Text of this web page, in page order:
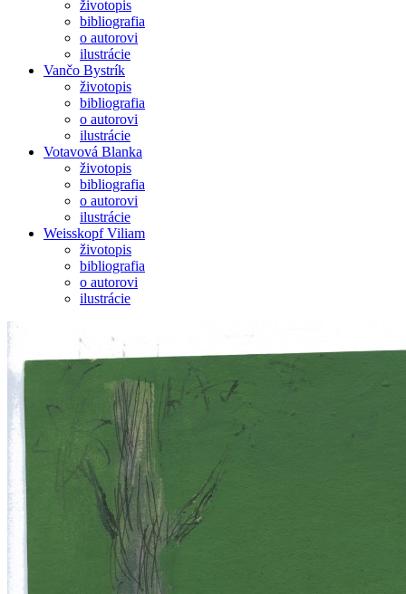
životopis
bibliografia
o autorovi
ilustrácie
Vančo Bystrík
životopis
bibliografia
o autorovi
ilustrácie
Votavová Blanka
životopis
bibliografia
o autorovi
ilustrácie
Weisskopf Viliam
životopis
bibliografia
o autorovi
ilustrácie